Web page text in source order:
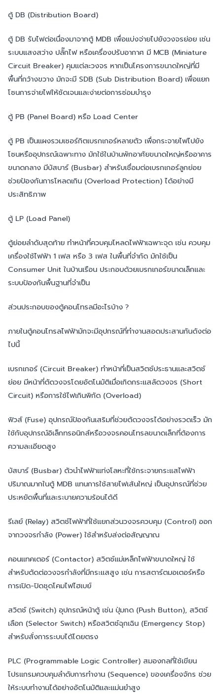
ตู้ DB (Distribution Board)
ตู้ DB รับไฟต่อเนื่องมาจากตู้ MDB เพื่อแบ่งจ่ายไปยังวงจรย่อย เช่น
ระบบแสงสว่าง ปลั๊กไฟ หรือเครื่องปรับอากาศ มี MCB (Miniature
Circuit Breaker) คุมแต่ละวงจร หากเป็นโครงการขนาดใหญ่ที่มี
พื้นที่กว้างขวาง มักจะมี SDB (Sub Distribution Board) เพื่อแยก
โซนการจ่ายไฟให้ชัดเจนและง่ายต่อการซ่อมบำรุง
ตู้ PB (Panel Board) หรือ Load Center
ตู้ PB เป็นแผงรวมเซอร์กิตเบรกเกอร์หลายตัว เพื่อกระจายไฟไปยัง
โซนหรืออุปกรณ์เฉพาะทาง มักใช้ในบ้านพักอาศัยขนาดใหญ่หรืออาคาร
ขนาดกลาง มีบัสบาร์ (Busbar) สำหรับเชื่อมต่อเบรกเกอร์ลูกย่อย
ช่วยป้องกันการโหลดเกิน (Overload Protection) ได้อย่างมี
ประสิทธิภาพ
ตู้ LP (Load Panel)
ตู้ย่อยลำดับสุดท้าย ทำหน้าที่ควบคุมโหลดไฟฟ้าเฉพาะจุด เช่น ควบคุม
เครื่องใช้ไฟฟ้า 1 เฟส หรือ 3 เฟส ในพื้นที่จำกัด มักใช้เป็น
Consumer Unit ในบ้านเรือน ประกอบด้วยเบรกเกอร์ขนาดเล็กและ
ระบบป้องกันพื้นฐานที่จำเป็น
ส่วนประกอบของตู้คอนโทรลมีอะไรบ้าง ?
ภายในตู้คอนโทรลไฟฟ้ามักจะมีอุปกรณ์ที่ทำงานสอดประสานกันดังต่อ
ไปนี้
เบรกเกอร์ (Circuit Breaker) ทำหน้าที่เป็นสวิตช์ประธานและสวิตช์
ย่อย มีหน้าที่ตัดวงจรโดยอัตโนมัติเมื่อเกิดกระแสลัดวงจร (Short
Circuit) หรือการใช้ไฟเกินพิกัด (Overload)
ฟิวส์ (Fuse) อุปกรณ์ป้องกันเสริมที่ช่วยตัดวงจรได้อย่างรวดเร็ว มัก
ใช้กับอุปกรณ์อิเล็กทรอนิกส์หรือวงจรคอนโทรลขนาดเล็กที่ต้องการ
ความละเอียดสูง
บัสบาร์ (Busbar) ตัวนำไฟฟ้าแท่งโลหะที่ใช้กระจายกระแสไฟฟ้า
ปริมาณมากในตู้ MDB แทนการใช้สายไฟเส้นใหญ่ เป็นอุปกรณ์ที่ช่วย
ประหยัดพื้นที่และระบายความร้อนได้ดี
รีเลย์ (Relay) สวิตช์ไฟฟ้าที่ใช้แยกส่วนวงจรควบคุม (Control) ออก
จากวงจรกำลัง (Power) ใช้สำหรับส่งต่อสัญญาณ
คอนแทคเตอร์ (Contactor) สวิตช์แม่เหล็กไฟฟ้าขนาดใหญ่ ใช้
สำหรับตัดต่อวงจรกำลังที่มีกระแสสูง เช่น การสตาร์ตมอเตอร์หรือ
การเปิด-ปิดชุดโคมไฟไฮเบย์
สวิตช์ (Switch) อุปกรณ์หน้าตู้ เช่น ปุ่มกด (Push Button), สวิตช์
เลือก (Selector Switch) หรือสวิตช์ฉุกเฉิน (Emergency Stop)
สำหรับสั่งการระบบได้โดยตรง
PLC (Programmable Logic Controller) สมองกลที่ใช้เขียน
โปรแกรมควบคุมลำดับการทำงาน (Sequence) ของเครื่องจักร ช่วย
ให้ระบบทำงานได้อย่างอัตโนมัติและแม่นยำสูง